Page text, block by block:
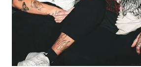
WN
WN
MANDALIKA